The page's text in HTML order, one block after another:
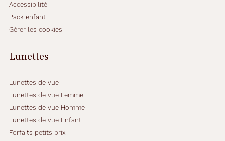
t
e
r
s
e
q
u
'
a
Accessibilité
Pack enfant
Gérer les cookies
Lunettes
Lunettes de vue
Lunettes de vue Femme
Lunettes de vue Homme
Lunettes de vue Enfant
Forfaits petits prix